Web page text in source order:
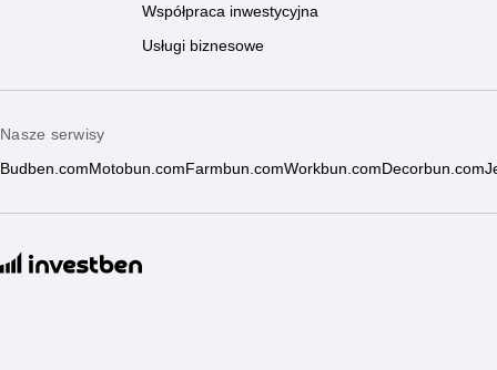
Współpraca inwestycyjna
Usługi biznesowe
Nasze serwisy
Budben.com Motobun.com Farmbun.comWorkbun.com Decorbun.com